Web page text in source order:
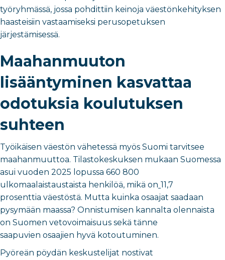
työryhmässä, jossa pohdittiin keinoja väestönkehityksen
haasteisiin vastaamiseksi perusopetuksen
järjestämisessä.
Maahanmuuton
lisääntyminen kasvattaa
odotuksia koulutuksen
suhteen
Työikäisen väestön vähetessä myös Suomi tarvitsee
maahanmuuttoa. Tilastokeskuksen mukaan Suomessa
asui vuoden 2025 lopussa 660 800
ulkomaalaistaustaista henkilöä, mikä on 11,7
prosenttia väestöstä. Mutta kuinka osaajat saadaan
pysymään maassa? Onnistumisen kannalta olennaista
on Suomen vetovoimaisuus sekä tänne
saapuvien osaajien hyvä kotoutuminen.
Pyöreän pöydän keskustelijat nostivat